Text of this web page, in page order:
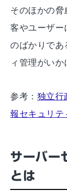
そのほかの
客やユーザー
のばかりであ
ィ管理がいか
参考： 独立行
報セキュリテ
サーバー
とは